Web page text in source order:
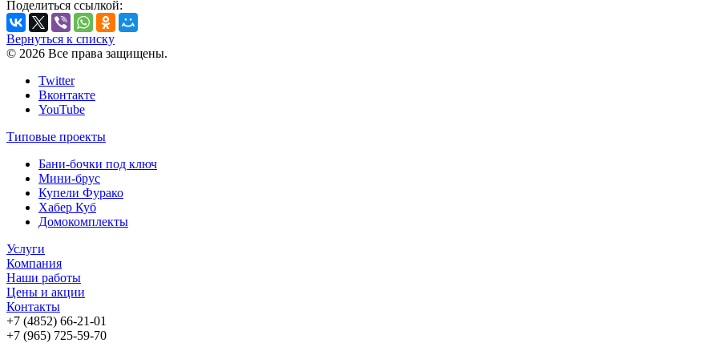
Поделиться ссылкой:
Вернуться к списку
© 2026 Все права защищены.
Twitter
Вконтакте
YouTube
Типовые проекты
Бани-бочки под ключ
Мини-брус
Купели Фурако
Хабер Куб
Домокомплекты
Услуги
Компания
Наши работы
Цены и акции
Контакты
+7 (4852) 66-21-01
+7 (965) 725-59-70